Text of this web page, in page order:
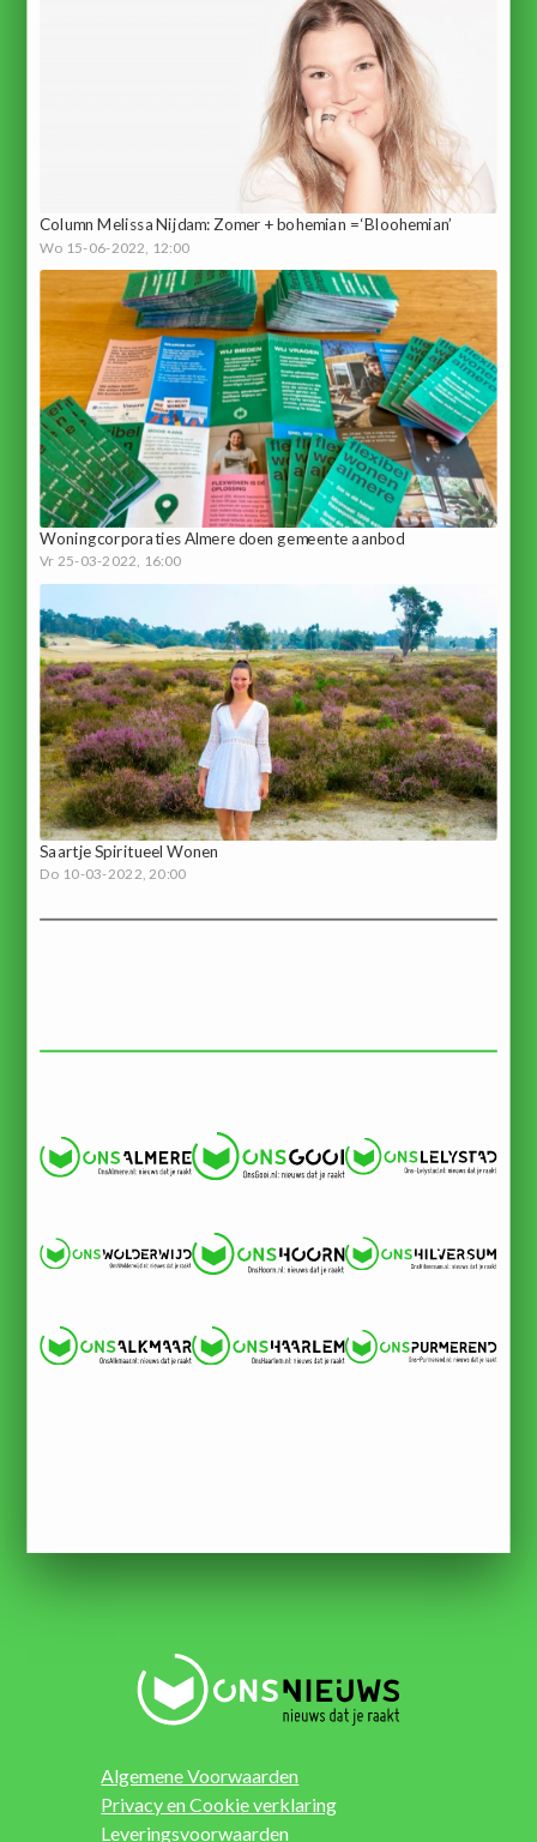
Column Melissa Nijdam: Zomer + bohemian = ‘Bloohemian’
Wo 15-06-2022, 12:00
Woningcorporaties Almere doen gemeente aanbod
Vr 25-03-2022, 16:00
Saartje Spiritueel Wonen
Do 10-03-2022, 20:00
Algemene Voorwaarden
Privacy en Cookie verklaring
Leveringsvoorwaarden